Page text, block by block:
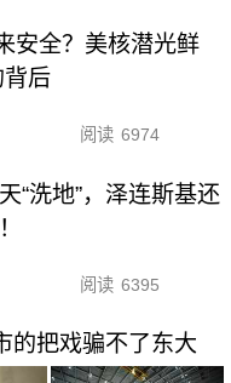
安全？美核潜光鲜
后
阅读 6974
“洗地”，泽连斯基还
阅读 6395
的把戏骗不了东大